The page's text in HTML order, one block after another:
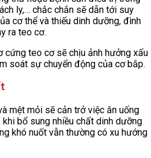
ly,… chắc chắn sẽ dẫn tới suy
cơ thể và thiếu dinh dưỡng, đình
ra teo cơ.
cứng teo cơ sẽ chịu ảnh hưởng xấu
soát sự chuyển động của cơ bắp.
mệt mỏi sẽ cản trở việc ăn uống
bổ sung nhiều chất dinh dưỡng
khó nuốt vẫn thường có xu hướng